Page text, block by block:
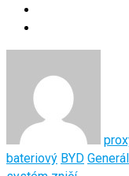
bateriový BYD